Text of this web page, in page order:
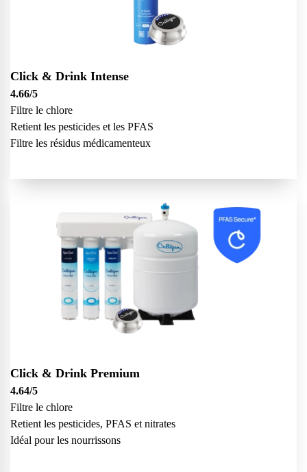
Click & Drink Intense
4.66/5
Filtre le chlore
Retient les pesticides et les PFAS
Filtre les résidus médicamenteux
Click & Drink Premium
4.64/5
Filtre le chlore
Retient les pesticides, PFAS et nitrates
Idéal pour les nourrissons